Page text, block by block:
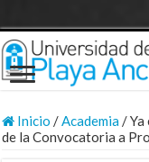
Inicio /Academia/
de la Convocatoria a